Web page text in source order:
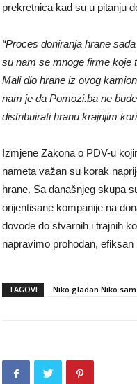
prekretnica kad su u pitanju
“Proces doniranja hrane
su nam se mnoge firme koje
Mali dio hrane iz ovog
nam je da Pomozi.ba ne
distribuirati hranu krajnjim
Izmjene Zakona o PDV-u
nameta važan su korak
hrane. Sa današnjeg skupa
orijentisane kompanije na
dovode do stvarnih i trajnih
napravimo prohodan,
TAGOVI Niko gladan Niko sam